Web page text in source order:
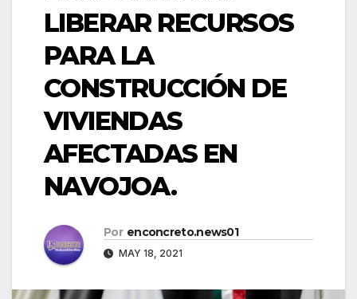
LIBERAR RECURSOS
PARA LA
CONSTRUCCIÓN DE
VIVIENDAS
AFECTADAS EN
NAVOJOA.
Por enconcreto.news01
MAY 18, 2021